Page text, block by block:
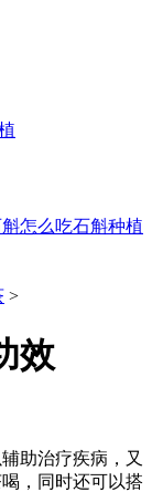
怎么吃石斛种植
>
效
助治疗疾病，又
，同时还可以搭